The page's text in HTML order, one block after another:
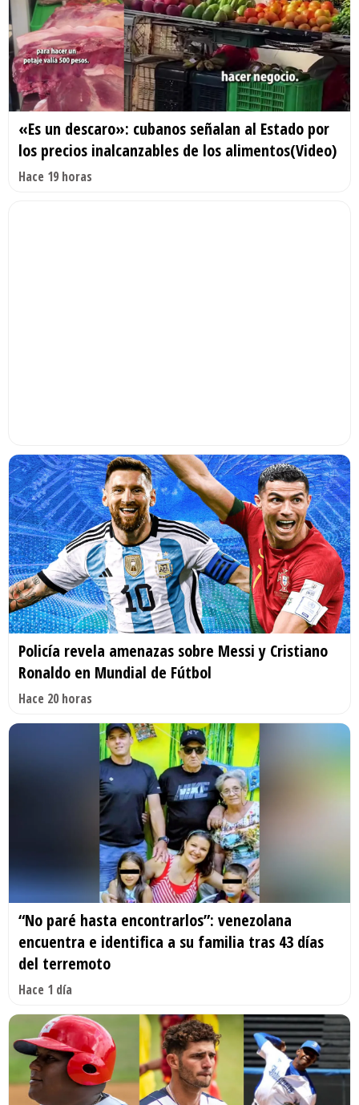
«Es un descaro»: cubanos señalan al Estado por
los precios inalcanzables de los alimentos(Video)
Hace 19 horas
Policía revela amenazas sobre Messi y Cristiano
Ronaldo en Mundial de Fútbol
Hace 20 horas
“No paré hasta encontrarlos”: venezolana
encuentra e identifica a su familia tras 43 días
del terremoto
Hace 1 día